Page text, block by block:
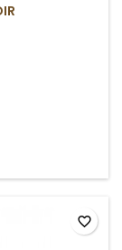
favorite_border